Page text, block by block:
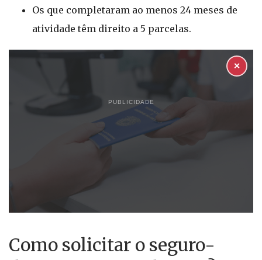
Os que completaram ao menos 24 meses de
atividade têm direito a 5 parcelas.
PUBLICIDADE
✕
Como solicitar o seguro-